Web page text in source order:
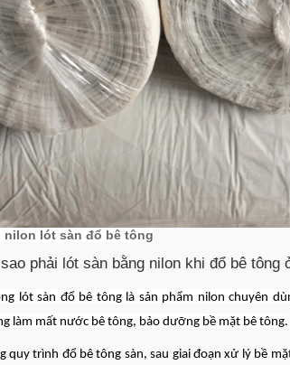
nilon lót sàn đổ bê tông
phải lót sàn bằng nilon khi đổ bê tông
lót sàn đổ bê tông là sản phẩm nilon chuyên
làm mất nước bê tông, bảo dưỡng bề mặt bê tông.
quy trình đổ bê tông sàn, sau giai đoạn xử lý bề